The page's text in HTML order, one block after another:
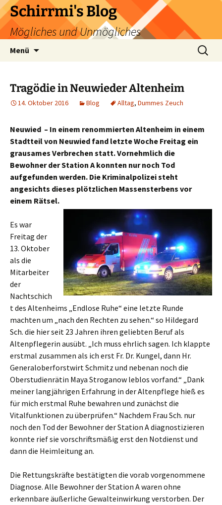
Zum
Inhalt
springen
Schirrmi's Blog
Mögliches und Unmögliches
Menü
Suchen
nach:
Tragödie in Neuwieder Altenheim
14. Oktober 2016 Blog Alltag, Dummes Zeuch
Neuwied – In einem renommierten Altenheim in einem
Stadtteil von Neuwied fand letzte Woche Freitag ein
grausames Verbrechen statt. Vornehmlich die
Bewohner der Station A konnten nur noch Tod
aufgefunden werden. Die Kriminalpolizei steht
angesichts dieses plötzlichen Massensterbens vor
einem Rätsel.
Es war
Freitag der
13. Oktober
als die
Mitarbeiter
der
Nachtschich
t des Altenheims „Endlose Ruhe“ eine letzte Runde
machten um „nach den Rechten zu sehen.“ so Hildegard
Sch. die hier seit 23 Jahren ihren geliebten Beruf als
Altenpflegerin ausübt. „Ich muss ehrlich sagen. Ich klappte
erstmal zusammen als ich erst Fr. Dr. Kungel, dann Hr.
Generaloberforstwirt Schmitz und nebenan noch die
Oberstudienrätin Maya Stroganow leblos vorfand.“ „Dank
meiner langjährigen Erfahrung in der Altenpflege hieß es
für mich erstmal Ruhe bewahren und zunächst die
Vitalfunktionen zu überprüfen.“ Nachdem Frau Sch. nur
noch den Tod der Bewohner der Station A diagnostizieren
konnte rief sie vorschriftsmäßig erst den Notdienst und
dann die Heimleitung an.
Die Rettungskräfte bestätigten die vorab vorgenommene
Diagnose. Alle Bewohner der Station A waren ohne
erkennbare äußerliche Gewalteinwirkung verstorben. Der